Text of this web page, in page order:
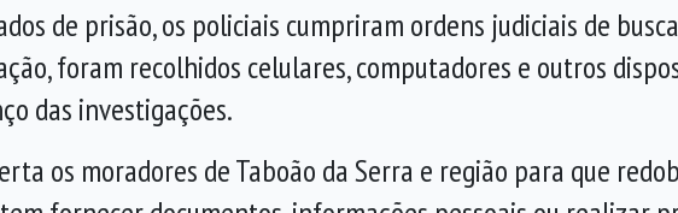
de prisão, os policiais cumpriram ordens judiciais de
foram recolhidos celulares, computadores e outros
das investigações.
os moradores de Taboão da Serra e região para que